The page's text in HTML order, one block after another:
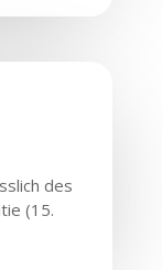
des
(15.